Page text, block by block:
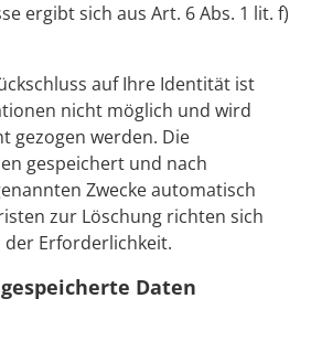
ergibt sich aus Art. 6 Abs. 1 lit. f)
auf Ihre Identität ist
nicht möglich und wird
gezogen werden. Die
gespeichert und nach
Zwecke automatisch
zur Löschung richten sich
Erforderlichkeit.
Daten